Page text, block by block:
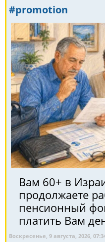
#promotion
Вам 60+ в
продолжаете
пенсионный
платить Вам
Воскресенье, 9 августа, 2026,